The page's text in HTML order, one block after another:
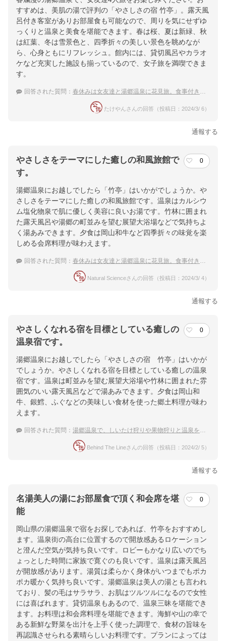
すすめは、美肌の湯で評判の「やさしさの宿 竹亭」。露天風
呂付き客室がありお部屋食も可能なので、周りを気にせずゆ
っくりと温泉と美食を堪能できます。春は桜、夏は新緑、秋
は紅葉、冬は雪景色と、四季折々の美しい景色を眺めなが
ら、心身ともにリフレッシュ。館内には、貸切風呂やカラオ
ケなど充実した施設も揃っているので、女子旅を満喫できま
す。
回答された質問： 春休みは女友達と湯郷温泉に花見旅。食事付きのおすすめの宿は？
たけやんさんの回答（投稿日：2024/3/ 6）
通報する
やさしさをテーマにした癒しの和風旅館で
す。
0
湯郷温泉にお越しでしたら「竹亭」はいかがでしょうか。や
さしさをテーマにした癒しの和風旅館です。温泉はカルシウ
ム塩化物泉で肌に優しく美容に良いお湯です。竹林に囲まれ
た露天風呂や湯郷の町並みを望む展望大浴場などで気持ちよ
く湯あみできます。夕食は岡山和牛など四季折々の味覚を楽
しめる会席料理が味わえます。
回答された質問： 春休みは女友達と湯郷温泉に花見旅。食事付きのおすすめの宿は？
Natural Scienceさんの回答（投稿日：2024/3/ 4）
通報する
やさしくなれる宿を目標としている癒しの
温泉宿です。
0
湯郷温泉にお越しでしたら「やさしさの宿 竹亭」はいかが
でしょうか。やさしくなれる宿を目標としている癒しの温泉
宿です。温泉は町並みを望む展望大浴場や竹林に囲まれた雰
囲気のいい露天風呂などで湯あみできます。夕食は岡山和
牛、銀鱈、ふぐなどの美味しい食材を使った郷土料理が味わ
えます。
回答された質問： 湯郷温泉で、しいたけ狩りや果物狩りと温泉を満喫したい！おすすめの宿は？
Behind The Lineさんの回答（投稿日：2024/2/ 5）
通報する
名湯美人の湯にお部屋食で頂く和会席を堪
能
0
岡山県の湯郷温泉で宿をお探しであれば、竹亭をおすすめし
ます。温泉街の高台に位置するので開放感あるロケーション
と澄んだ空気が気持ち良いです。ロビーもかなり広いのでち
ょっとした時間に家族で寛ぐのも良いです。温泉は露天風呂
が開放感があります。湯質は柔らかく身体がいつまでもポカ
ポカ暖かく気持ち良いです。湯郷温泉は美人の湯とも言われ
ており、髪の毛はサラサラ、お肌はツルツルになるので女性
には喜ばれます。貸切温泉もあるので、温泉三昧を堪能でき
ます。お料理は和会席料理を堪能できます。海鮮や山の幸で
ある新鮮な野菜を出汁を上手く使った調理で、食材の旨味を
再認識させられる素晴らしいお料理です。プランによっては